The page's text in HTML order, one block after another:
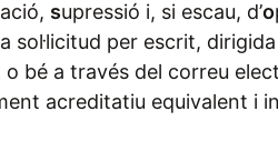
supressió i, si escau, d’o
sol·licitud per escrit, dirigida
o bé a través del correu
acreditatiu equivalent i